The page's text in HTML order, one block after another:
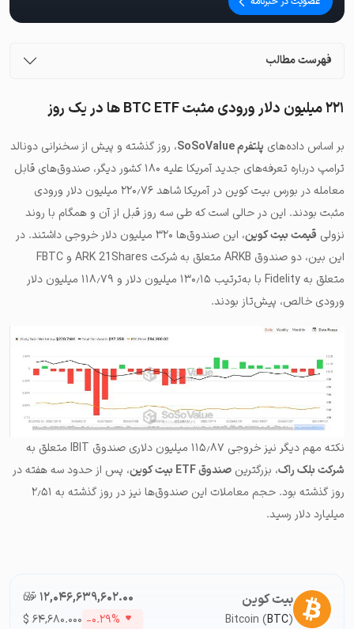
فهرست مطالب
۲۲۱ میلیون دلار ورودی مثبت BTC ETF ها در یک روز
بر اساس داده‌های پلتفرمSoSoValue، روز گذشته و پیش از سخنرانی دونالد
ترامپ درباره تعرفه‌های جدید آمریکا علیه ۱۸۰ کشور دیگر، صندوق‌های قابل
معامله در بورس بیت کوین در آمریکا شاهد ۲۲۰٫۷۶ میلیون دلار ورودی
مثبت بودند. این در حالی است که طی سه روز قبل از آن و همگام با روند
نزولی قیمت بیت کوین
، این صندوق‌ها ۳۲۰ میلیون دلار خروجی داشتند. در
این بین، دو صندوق ARKB متعلق به شرکت ARK 21Shares و FBTC
متعلق بهFidelity
با به‌ترتیب ۱۳۰٫۱۵ میلیون دلار و ۱۱۸٫۷۹ میلیون دلار
ورودی خالص، پیش‌تاز بودند.
نکته مهم دیگر نیز خروجی ۱۱۵٫۸۷ میلیون دلاری صندوق IBIT
متعلق به
شرکت بلک راک، بزرگترین صندوق ETF بیت کوین
، پس از حدود سه هفته در
روز گذشته بود. حجم معاملات این صندوق‌ها نیز در روز گذشته به ۲٫۵۱
میلیارد دلار رسید.
بیت کوین
Bitcoin (BTC)
۱۲,۰۴۶,۶۳۹,۶۰۲.۰۰تومان-ء
$ ۶۴,۶۸۰.۰۰۰ -۰.۲۹%